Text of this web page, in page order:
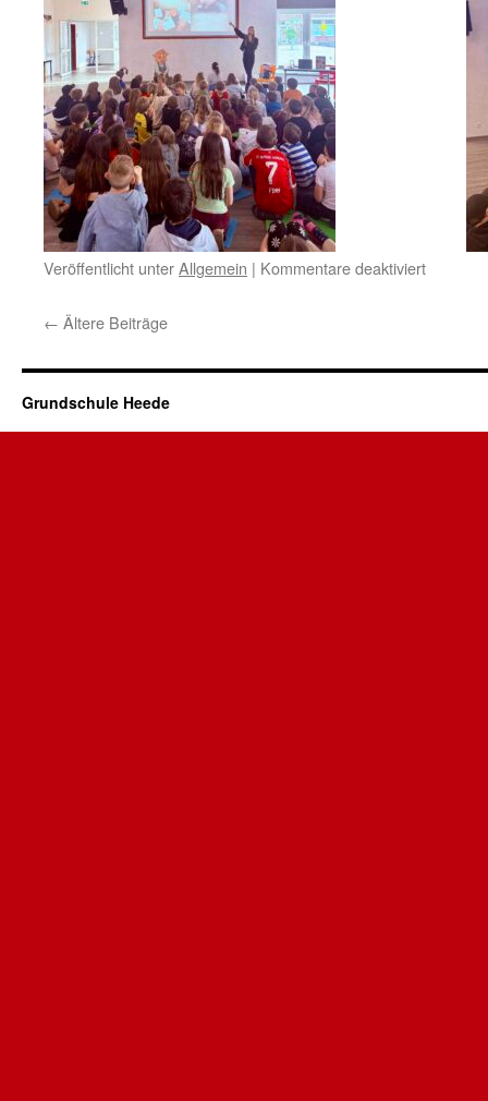
Veröffentlicht unterAllgemein | Kommentare deaktiviertfür
„Das
← Ältere Beiträge
Grundschule Heede